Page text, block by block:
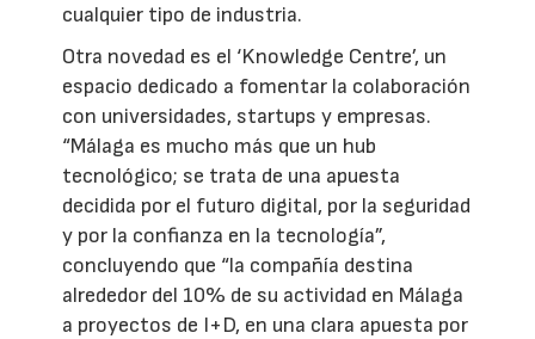
cualquier tipo de industria.
Otra novedad es el ‘Knowledge Centre’, un
espacio dedicado a fomentar la colaboración
con universidades, startups y empresas.
“Málaga es mucho más que un hub
tecnológico; se trata de una apuesta
decidida por el futuro digital, por la seguridad
y por la confianza en la tecnología”,
concluyendo que “la compañía destina
alrededor del 10% de su actividad en Málaga
a proyectos de I+D, en una clara apuesta por